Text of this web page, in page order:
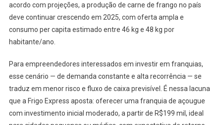
acordo com projeções, a produção de carne de frango no país
deve continuar crescendo em 2025, com oferta ampla e
consumo per capita estimado entre 46 kg e 48 kg por
habitante/ano.
Para empreendedores interessados em investir em franquias,
esse cenário — de demanda constante e alta recorrência — se
traduz em menor risco e fluxo de caixa previsível. É nessa lacuna
que a Frigo Express aposta: oferecer uma franquia de açougue
com investimento inicial moderado, a partir de R$199 mil, ideal